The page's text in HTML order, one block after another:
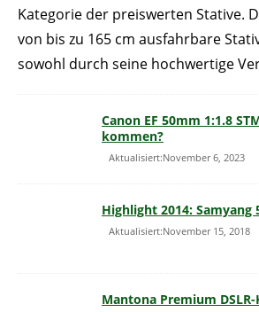
Kategorie der preiswerten Stative.
von bis zu 165 cm ausfahrbare
sowohl durch seine hochwertige
Canon EF 50mm 1:1.8
kommen?
Aktualisiert:November 6, 2023
Highlight 2014: Samyang
Aktualisiert:November 15, 2018
Mantona Premium